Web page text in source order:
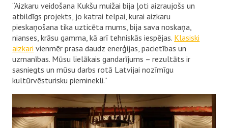
“Aizkaru veidošana Kukšu muižai bija ļoti aizraujošs un
atbildīgs projekts, jo katrai telpai, kurai aizkaru
pieskaņošana tika uzticēta mums, bija sava noskaņa,
nianses, krāsu gamma, kā arī tehniskās iespējas. Klasiski
aizkari vienmēr prasa daudz enerģijas, pacietības un
uzmanības. Mūsu lielākais gandarījums – rezultāts ir
sasniegts un mūsu darbs rotā Latvijai nozīmīgu
kultūrvēsturisku pieminekli.”